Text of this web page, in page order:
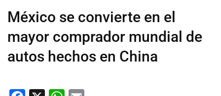
México se convierte en el
mayor comprador mundial de
autos hechos en China